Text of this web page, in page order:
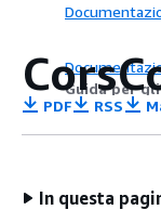
Guida per
PDF RSS
In questa